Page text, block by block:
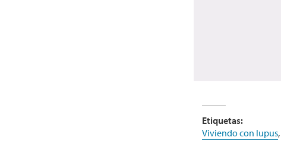
Etiquetas:
Viviendo con lupus,